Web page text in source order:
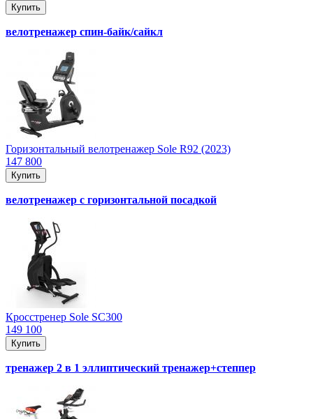
Купить
велотренажер спин-байк/сайкл
Горизонтальный велотренажер Sole R92 (2023)
147 800
Купить
велотренажер с горизонтальной посадкой
Кросстренер Sole SC300
149 100
Купить
тренажер 2 в 1 эллиптический тренажер+степпер